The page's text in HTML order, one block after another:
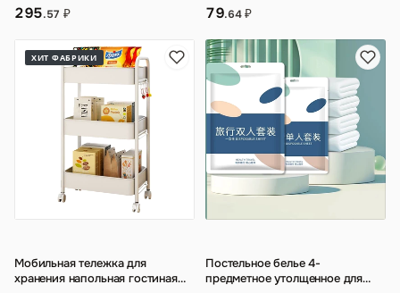
295.57 ₽ 79.64₽
ХИТ ФАБРИКИ
Мобильная тележка для
хранения напольная гостиная
Постельное белье 4-
предметное утолщенное для